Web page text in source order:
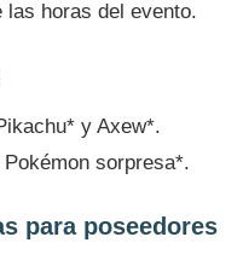
las horas del evento.
y Axew*.
Pokémon sorpresa*.
para poseedores